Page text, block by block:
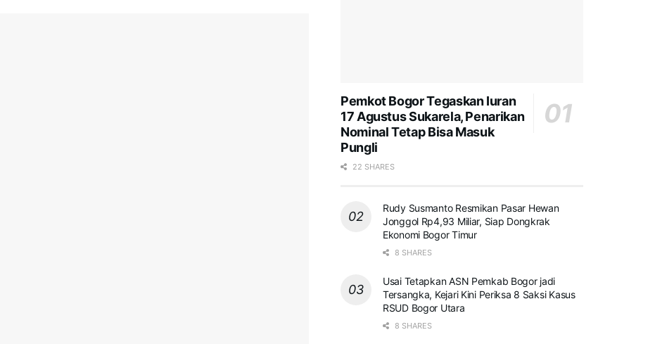
Pemkot Bogor Tegaskan Iuran
17 Agustus Sukarela, Penarikan
Nominal Tetap Bisa Masuk
Pungli
22 SHARES
Rudy Susmanto Resmikan Pasar Hewan
Jonggol Rp4,93 Miliar, Siap Dongkrak
Ekonomi Bogor Timur
8 SHARES
Usai Tetapkan ASN Pemkab Bogor jadi
Tersangka, Kejari Kini Periksa 8 Saksi Kasus
RSUD Bogor Utara
8 SHARES